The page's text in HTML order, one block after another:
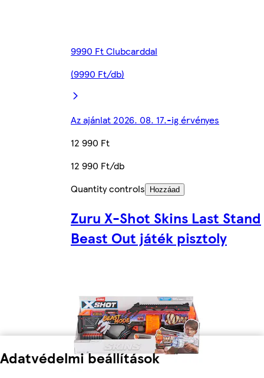
Adatvédelmi beállítások
9990 Ft Clubcarddal
(9990 Ft/db)
Az ajánlat 2026. 08. 17.-ig érvényes
12 990 Ft
12 990 Ft/db
Quantity controls
Hozzáad
Zuru X-Shot Skins Last Stand
Beast Out játék pisztoly